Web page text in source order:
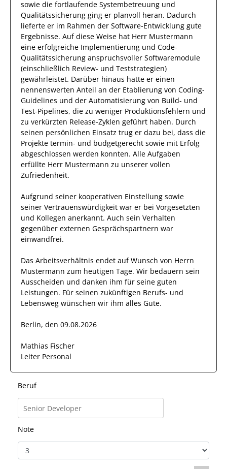
sowie die fortlaufende Systembetreuung und
Qualitätssicherung ging er planvoll heran. Dadurch
lieferte er im Rahmen der Software-Entwicklung gute
Ergebnisse. Auf diese Weise hat Herr Mustermann
eine erfolgreiche Implementierung und Code-
Qualitätssicherung anspruchsvoller Softwaremodule
(einschließlich Review- und Teststrategien)
gewährleistet. Darüber hinaus hatte er einen
nennenswerten Anteil an der Etablierung von Coding-
Guidelines und der Automatisierung von Build- und
Test-Pipelines, die zu weniger Produktionsfehlern und
zu verkürzten Release-Zyklen geführt haben. Durch
seinen persönlichen Einsatz trug er dazu bei, dass die
Projekte termin- und budgetgerecht sowie mit Erfolg
abgeschlossen werden konnten. Alle Aufgaben
erfüllte Herr Mustermann zu unserer vollen
Zufriedenheit.
Aufgrund seiner kooperativen Einstellung sowie
seiner Vertrauenswürdigkeit war er bei Vorgesetzten
und Kollegen anerkannt. Auch sein Verhalten
gegenüber externen Gesprächspartnern war
einwandfrei.
Das Arbeitsverhältnis endet auf Wunsch von Herrn
Mustermann zum heutigen Tage. Wir bedauern sein
Ausscheiden und danken ihm für seine guten
Leistungen. Für seinen zukünftigen Berufs- und
Lebensweg wünschen wir ihm alles Gute.
Berlin, den 09.08.2026
Mathias Fischer
Leiter Personal
Beruf
Note